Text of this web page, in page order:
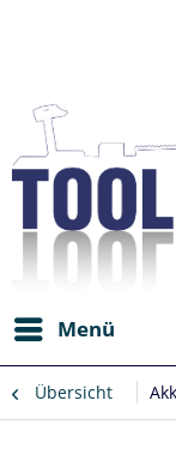
Menü
Übersicht